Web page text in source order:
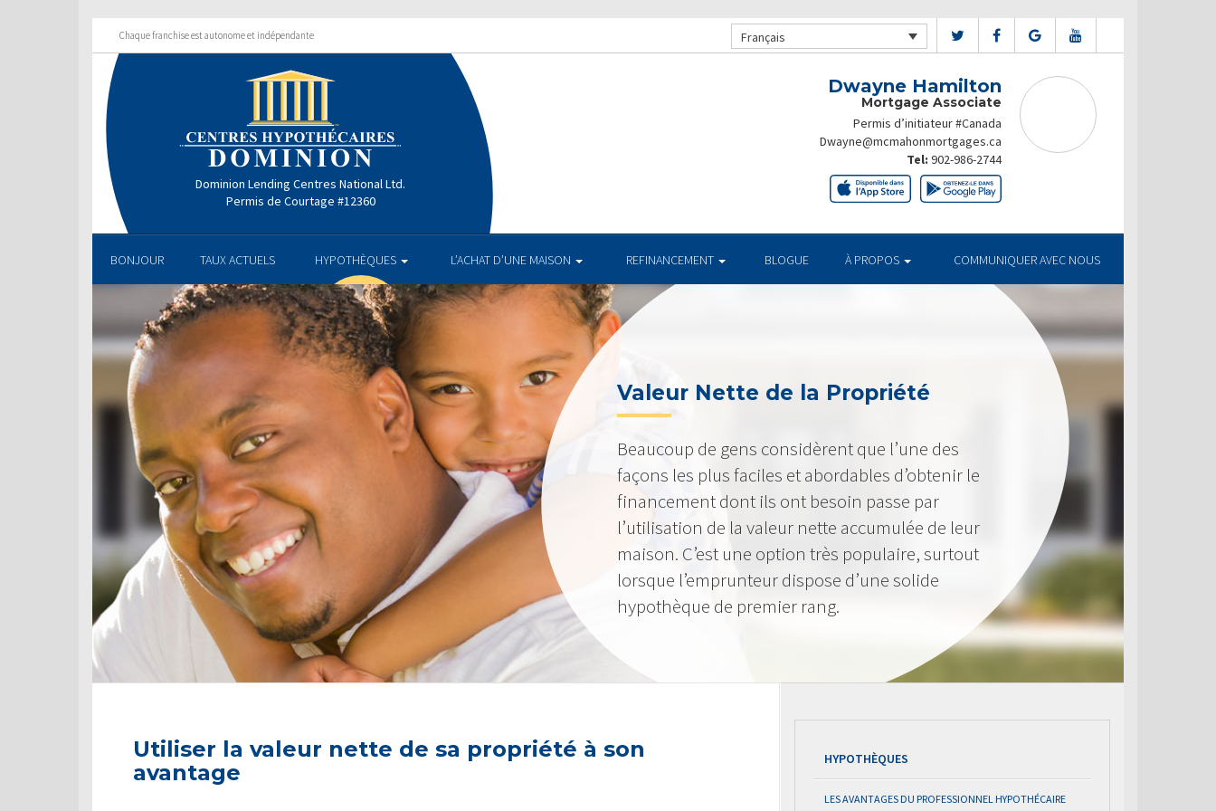
Chaque franchise est autonome et indépendante Français
Dominion Lending Centres National Ltd.
Permis de Courtage #12360
Dwayne Hamilton
Mortgage Associate
Permis d’initiateur #Canada
Dwayne@mcmahonmortgages.ca
Tel: 902-986-2744
BONJOUR TAUX ACTUELS HYPOTHÈQUES L’ACHAT D’UNE MAISON REFINANCEMENT BLOGUE À PROPOS COMMUNIQUER AVEC NOUS
Valeur Nette de la Propriété
Beaucoup de gens considèrent que l’une des
façons les plus faciles et abordables d’obtenir le
financement dont ils ont besoin passe par
l’utilisation de la valeur nette accumulée de leur
maison. C’est une option très populaire, surtout
lorsque l’emprunteur dispose d’une solide
hypothèque de premier rang.
Utiliser la valeur nette de sa propriété à son
avantage
HYPOTHÈQUES
LES AVANTAGES DU PROFESSIONNEL HYPOTHÉCAIRE